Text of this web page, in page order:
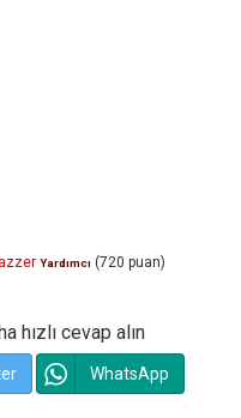
Yardımcı (720 puan)
hızlı cevap alın
WhatsApp